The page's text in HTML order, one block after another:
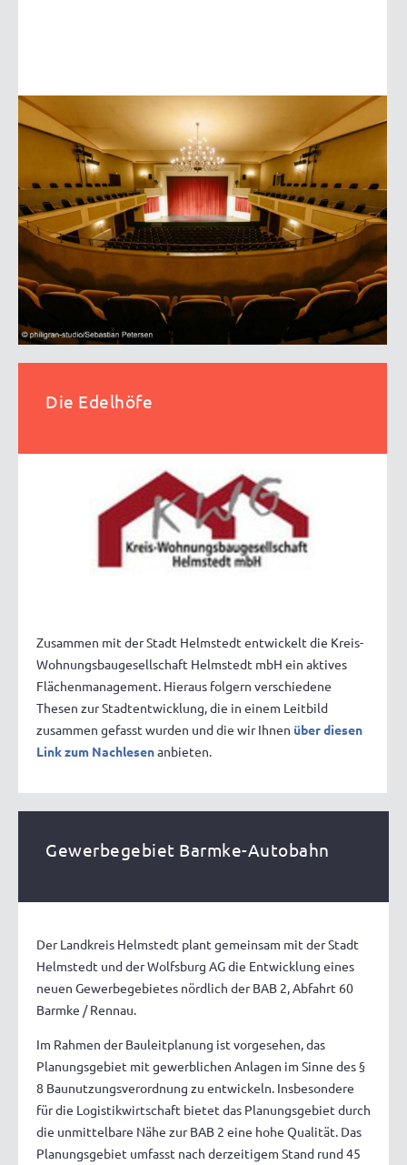
Die Edelhöfe
Zusammen mit der Stadt Helmstedt entwickelt die Kreis-
Wohnungsbaugesellschaft Helmstedt mbH ein aktives
Flächenmanagement. Hieraus folgern verschiedene
Thesen zur Stadtentwicklung, die in einem Leitbild
zusammen gefasst wurden und die wir Ihnen über diesen
Link zum Nachlesenanbieten.
Gewerbegebiet Barmke-Autobahn
Der Landkreis Helmstedt plant gemeinsam mit der Stadt
Helmstedt und der Wolfsburg AG die Entwicklung eines
neuen Gewerbegebietes nördlich der BAB 2, Abfahrt 60
Barmke / Rennau.
Im Rahmen der Bauleitplanung ist vorgesehen, das
Planungsgebiet mit gewerblichen Anlagen im Sinne des §
8 Baunutzungsverordnung zu entwickeln. Insbesondere
für die Logistikwirtschaft bietet das Planungsgebiet durch
die unmittelbare Nähe zur BAB 2 eine hohe Qualität. Das
Planungsgebiet umfasst nach derzeitigem Stand rund 45